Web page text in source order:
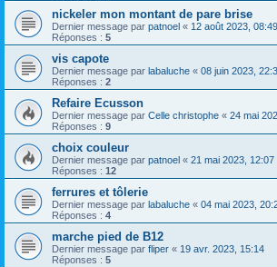
nickeler mon montant de pare brise
Dernier message par patnoel « 12 août 2023, 08:49
Réponses : 5
vis capote
Dernier message par labaluche « 08 juin 2023,
Réponses : 2
Refaire Ecusson
Dernier message par Celle christophe « 24 mai
Réponses : 9
choix couleur
Dernier message par patnoel « 21 mai 2023, 12:07
Réponses : 12
ferrures et tôlerie
Dernier message par labaluche « 04 mai 2023,
Réponses : 4
marche pied de B12
Dernier message par fliper « 19 avr. 2023, 15:14
Réponses : 5